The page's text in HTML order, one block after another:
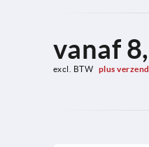
vanaf
excl. BTW plus